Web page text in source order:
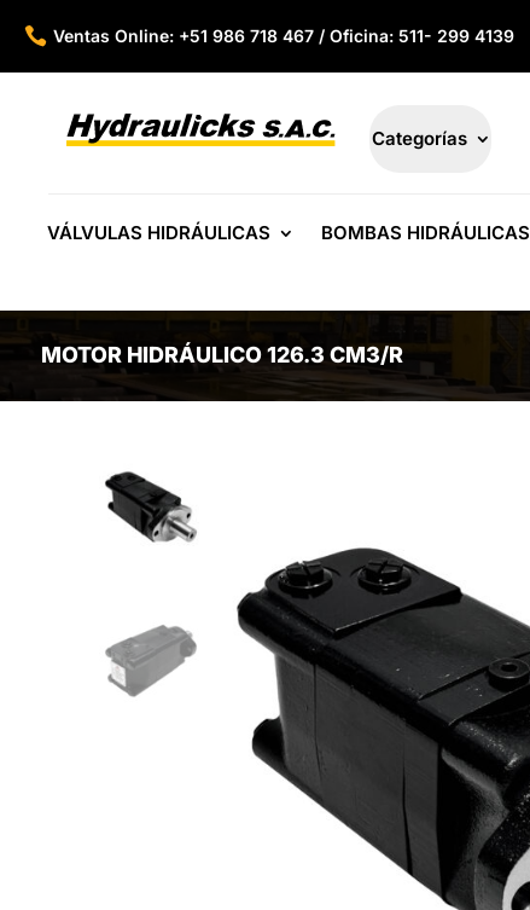
 Ventas Online: +51 986 718 467 / Oficina: 511- 299 4139
Categorías
VÁLVULAS HIDRÁULICAS BOMBAS HIDRÁULICAS
MOTOR HIDRÁULICO 126.3 CM3/R